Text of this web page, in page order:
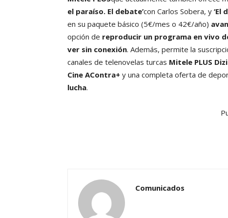
el paraíso. El debate’con Carlos Sobera, y ‘El
en su paquete básico (5€/mes o 42€/año)
opción de reproducir un programa en vivo
ver sin conexión. Además, permite la
canales de telenovelas turcas Mitele PLUS Dizi
Cine AContra+ y una completa oferta de
lucha.
Comunicados